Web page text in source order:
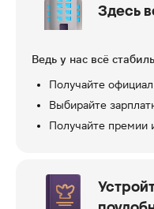
Здесь
Ведь у нас всё
Получайте
Выбирайте
Получайте премии